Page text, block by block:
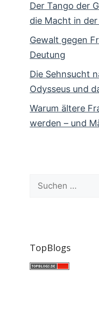
Der Tango der
die Macht in
Gewalt gegen
Deutung
Die Sehnsucht
Odysseus und
Warum ältere
werden – und
Suchen
TopBlogs